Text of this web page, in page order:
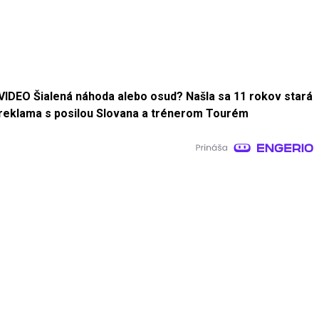
Šialená náhoda alebo osud? Našla sa 11 rokov stará
s posilou Slovana a trénerom Tourém